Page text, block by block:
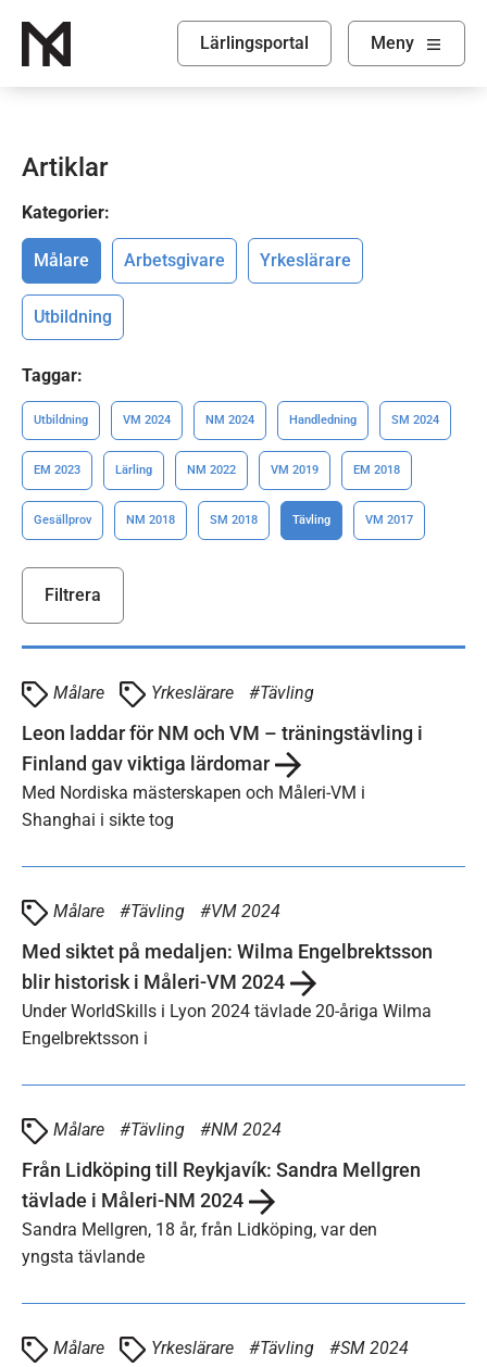
Lärlingsportal Visa
Meny
Artiklar
Kategorier:
Målare Arbetsgivare Yrkeslärare
Utbildning
Taggar:
Utbildning VM 2024 NM 2024 Handledning SM 2024
EM 2023 Lärling NM 2022 VM 2019 EM 2018
Gesällprov NM 2018 SM 2018 Tävling VM 2017
Målare Yrkeslärare Tävling
Leon laddar för NM och VM – träningstävling i
Finland gav viktiga lärdomar
Med Nordiska mästerskapen och Måleri-VM i
Shanghai i sikte tog
Målare Tävling VM 2024
Med siktet på medaljen: Wilma Engelbrektsson
blir historisk i Måleri-VM 2024
Under WorldSkills i Lyon 2024 tävlade 20-åriga Wilma
Engelbrektsson i
Målare Tävling NM 2024
Från Lidköping till Reykjavík: Sandra Mellgren
tävlade i Måleri-NM 2024
Sandra Mellgren, 18 år, från Lidköping, var den
yngsta tävlande
Målare Yrkeslärare Tävling SM 2024